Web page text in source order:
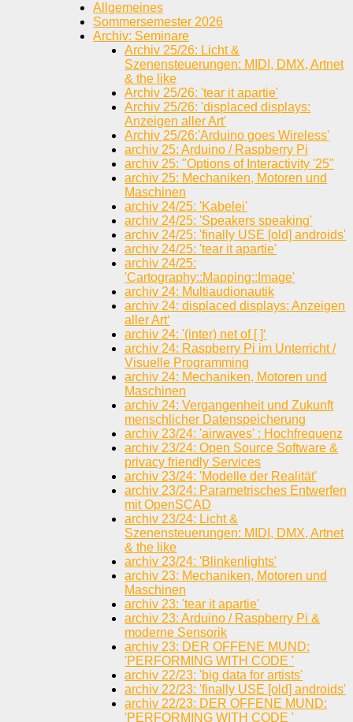
Allgemeines
Sommersemester 2026
Archiv: Seminare
Archiv 25/26: Licht &
Szenensteuerungen: MIDI, DMX, Artnet
& the like
Archiv 25/26: 'tear it apartie'
Archiv 25/26: 'displaced displays:
Anzeigen aller Art'
Archiv 25/26:'Arduino goes Wireless'
archiv 25: Arduino / Raspberry Pi
archiv 25: "Options of Interactivity '25"
archiv 25: Mechaniken, Motoren und
Maschinen
archiv 24/25: 'Kabelei'
archiv 24/25: 'Speakers speaking'
archiv 24/25: 'finally USE [old] androids'
archiv 24/25: 'tear it apartie'
archiv 24/25:
'Cartography::Mapping::Image'
archiv 24: Multiaudionautik
archiv 24: displaced displays: Anzeigen
aller Art‘
archiv 24: '(inter) net of [ ]‘
archiv 24: Raspberry Pi im Unterricht /
Visuelle Programming
archiv 24: Mechaniken, Motoren und
Maschinen
archiv 24: Vergangenheit und Zukunft
menschlicher Datenspeicherung
archiv 23/24: 'airwaves' : Hochfrequenz
archiv 23/24: Open Source Software &
privacy friendly Services
archiv 23/24: 'Modelle der Realität'
archiv 23/24: Parametrisches Entwerfen
mit OpenSCAD
archiv 23/24: Licht &
Szenensteuerungen: MIDI, DMX, Artnet
& the like
archiv 23/24: 'Blinkenlights'
archiv 23: Mechaniken, Motoren und
Maschinen
archiv 23: 'tear it apartie'
archiv 23: Arduino / Raspberry Pi &
moderne Sensorik
archiv 23: DER OFFENE MUND:
'PERFORMING WITH CODE '
archiv 22/23: 'big data for artists'
archiv 22/23: 'finally USE [old] androids'
archiv 22/23: DER OFFENE MUND:
'PERFORMING WITH CODE '